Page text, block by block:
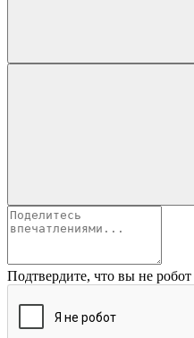
Подтвердите, что вы не робот